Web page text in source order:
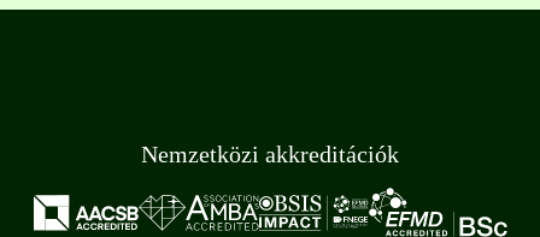
Nemzetközi akkreditációk